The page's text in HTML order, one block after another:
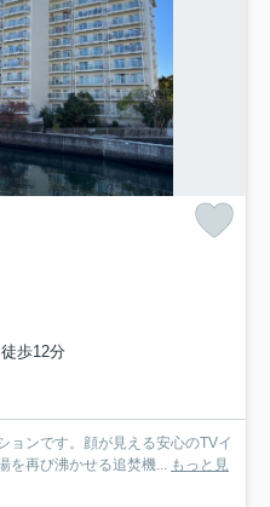
歩12分
ョンです。顔が見える安心のTVイ
を再び沸かせる追焚機...
もっと見